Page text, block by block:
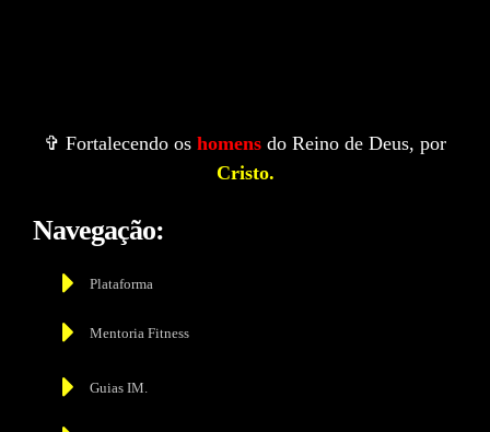
✞ Fortalecendo os homens do Reino de Deus, por
Cristo.
Navegação:
Plataforma
Mentoria Fitness
Guias IM.